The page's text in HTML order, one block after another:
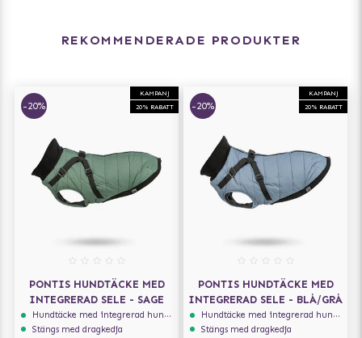
REKOMMENDERADE PRODUKTER
KAMPANJ
20% RABATT
-20%
PONTIS HUNDTÄCKE MED
INTEGRERAD SELE - SAGE
Hundtäcke med integrerad hundsele
Stängs med dragkedja
KAMPANJ
20% RABATT
-20%
PONTIS HUNDTÄCKE MED
INTEGRERAD SELE - BLÅ/GRÅ
Hundtäcke med integrerad hundsele
Stängs med dragkedja